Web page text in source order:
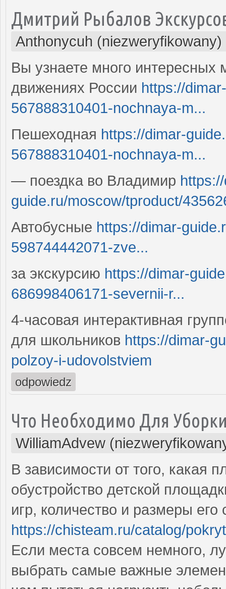
Дмитрий Рыбалов
Anthonycuh (niezweryfikowany)
Вы узнаете много интересных
движениях России https://
567888310401-nochnaya-m...
Пешеходная https://dimar-
567888310401-nochnaya-m...
— поездка во Владимир
guide.ru/moscow/tproduct/
Автобусные https://dimar-
598744442071-zve...
за экскурсию https://dimar-
686998406171-severnii-r...
4-часовая интерактивная
для школьников https://dimar-
polzoy-i-udovolstviem
odpowiedz
Что Необходимо Для
WilliamAdvew
В зависимости от того, какая
обустройство детской
игр, количество и размеры
https://chisteam.ru/catalog/
Если места совсем немного,
выбрать самые важные